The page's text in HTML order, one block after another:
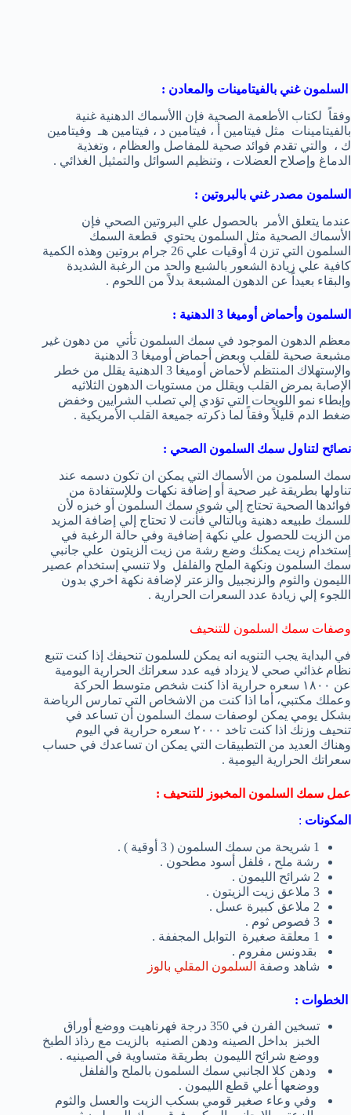
السلمون غني بالفيتامينات والمعادن :
وفقاً لكتاب الأطعمة الصحية فإن االأسماك الدهنية غنية
بالفيتامينات مثل فيتامين أ ، فيتامين د ، فيتامين هـ وفيتامين
ك ، والتي تقدم فوائد صحية للمفاصل والعظام ، وتغذية
الدماغ وإصلاح العضلات ، وتنظيم السوائل والتمثيل الغذائي .
السلمون مصدر غني بالبروتين :
عندما يتعلق الأمر بالحصول علي البروتين الصحي فإن
الأسماك الصحية مثل السلمون يحتوي قطعة السمك
السلمون التي تزن 4 أوقيات علي 26 جرام بروتين وهذه الكمية
كافية علي زيادة الشعور بالشبع والحد من الرغبة الشديدة
والبقاء بعيداً عن الدهون المشبعة بدلاً من اللحوم .
السلمون وأحماض أوميغا 3 الدهنية :
معظم الدهون الموجود في سمك السلمون تأتي من دهون غير
مشبعة صحية للقلب وبعض أحماض أوميغا 3 الدهنية
والإستهلاك المنتظم لأحماض أوميغا 3 الدهنية يقلل من خطر
الإصابة بمرض القلب ويقلل من مستويات الدهون الثلاثيه
وإبطاء نمو اللويحات التي تؤدي إلي تصلب الشرايين وخفض
ضغط الدم قليلاً وفقاً لما ذكرته جميعة القلب الأمريكية .
نصائح لتناول سمك السلمون الصحي :
سمك السلمون من الأسماك التي يمكن ان تكون دسمه عند
تناولها بطريقة غير صحية أو إضافة نكهات وللإستفادة من
فوائدها الصحية تحتاج إلي شوي سمك السلمون أو خبزه لأن
للسمك طبيعه دهنية وبالتالي فأنت لا تحتاج إلي إضافة المزيد
من الزيت للحصول علي نكهة إضافية وفي حالة الرغبة في
إستخدام زيت يمكنك وضع رشة من زيت الزيتون علي جانبي
سمك السلمون ونكهة الملح والفلفل ولا تنسي إستخدام عصير
الليمون والثوم والزنجبيل والزعتر لإضافة نكهة اخري بدون
اللجوء إلي زيادة عدد السعرات الحرارية .
وصفات سمك السلمون للتنحيف
في البداية يجب التنويه انه يمكن للسلمون تنحيفك إذا كنت تتبع
نظام غذائي صحي لا يزداد فيه عدد سعراتك الحرارية اليومية
عن ١٨٠٠ سعره حرارية اذا كنت شخص متوسط الحركة
وعملك مكتبي، أما اذا كنت من الاشخاص التي تمارس الرياضة
بشكل يومي يمكن لوصفات سمك السلمون أن تساعد في
تنحيف وزنك اذا كنت تاخد ٢٠٠٠ سعره حرارية في اليوم
وهناك العديد من التطبيقات التي يمكن ان تساعدك في حساب
سعراتك الحرارية اليومية .
عمل سمك السلمون المخبوز للتنحيف :
المكونات :
1 شريحة من سمك السلمون ( 3 أوقية ) .
رشة ملح ، فلفل أسود مطحون .
2 شرائح الليمون .
3 ملاعق زيت الزيتون .
2 ملاعق كبيرة عسل .
3 فصوص ثوم .
1 معلقة صغيرة التوابل المجففة .
بقدونس مفروم .
شاهد وصفة السلمون المقلي بالوز
الخطوات :
تسخين الفرن في 350 درجة فهرناهيت ووضع أوراق
الخبز بداخل الصينه ودهن الصنيه بالزيت مع رذاذ الطبخ
ووضع شرائح الليمون بطريقة متساوية في الصينيه .
ودهن كلا الجانبي سمك السلمون بالملح والفلفل
ووضعها أعلي قطع الليمون .
وفي وعاء صغير قومي بسكب الزيت والعسل والثوم